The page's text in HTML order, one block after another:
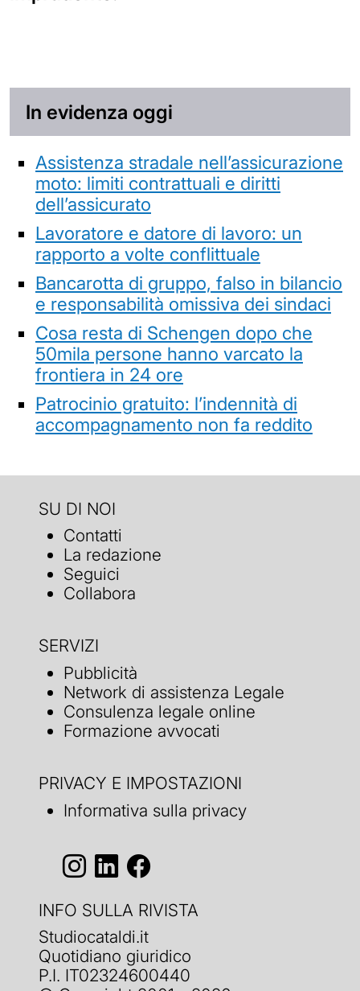
In evidenza oggi
Assistenza stradale nell’assicurazione
moto: limiti contrattuali e diritti
dell’assicurato
Lavoratore e datore di lavoro: un
rapporto a volte conflittuale
Bancarotta di gruppo, falso in bilancio
e responsabilità omissiva dei sindaci
Cosa resta di Schengen dopo che
50mila persone hanno varcato la
frontiera in 24 ore
Patrocinio gratuito: l’indennità di
accompagnamento non fa reddito
SU DI NOI
Contatti
La redazione
Seguici
Collabora
SERVIZI
Pubblicità
Network di assistenza Legale
Consulenza legale online
Formazione avvocati
PRIVACY E IMPOSTAZIONI
Informativa sulla privacy
INFO SULLA RIVISTA
Studiocataldi.it
Quotidiano giuridico
P.I. IT02324600440